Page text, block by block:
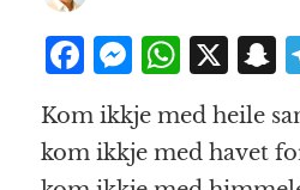
F
a
c
e
M
e
ss
e
W
h
at
s
X S
a
Kom ikkje med heile
kom ikkje med havet